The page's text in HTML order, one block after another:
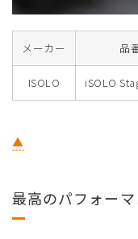
メーカー 品
ISOLO iSOLO
▲
最高のパフォー